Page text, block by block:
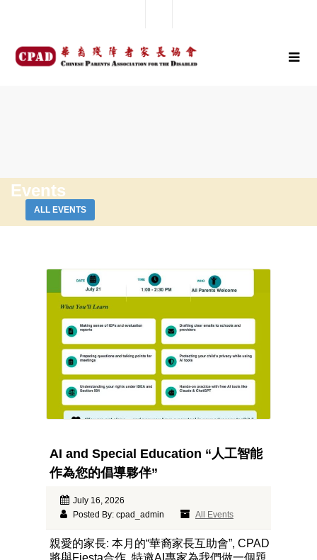
Events
ALL EVENTS
AI and Special Education “人工智能
作為您的倡導夥伴”
July 16, 2026
Posted By: cpad_admin
All Events
親愛的家長: 本月的“華裔家長互助會”, CPAD
將與Fiesta合作, 特邀AI專家為我們做一個題